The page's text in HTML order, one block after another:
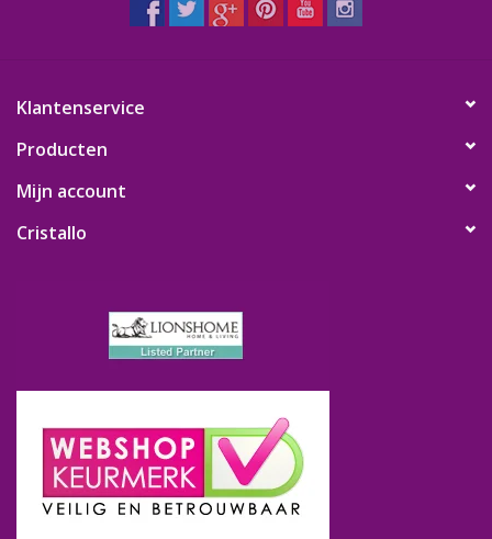
Klantenservice
Producten
Mijn account
Cristallo